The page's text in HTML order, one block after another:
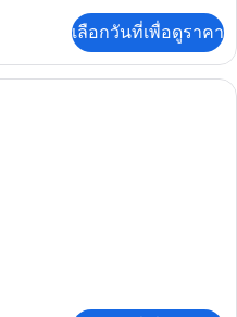
เลือกวันที่เพื่อดูราคา
ห้องฮันนีมูนสวีท, อ่างน้ำวน | ผ้านวมข